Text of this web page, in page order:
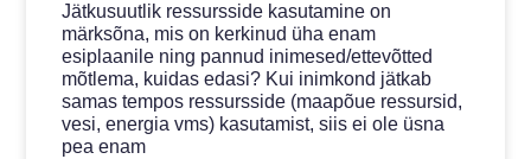
Jätkusuutlik ressursside kasutamine on
märksõna, mis on kerkinud üha enam
esiplaanile ning pannud inimesed/ettevõtted
mõtlema, kuidas edasi? Kui inimkond jätkab
samas tempos ressursside (maapõue ressursid,
vesi, energia vms) kasutamist, siis ei ole üsna
pea enam